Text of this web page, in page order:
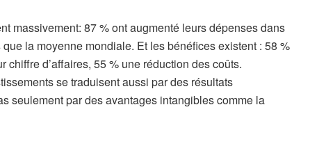
massivement: 87 % ont augmenté leurs dépenses dans
la moyenne mondiale. Et les bénéfices existent : 58 %
chiffre d’affaires, 55 % une réduction des coûts.
se traduisent aussi par des résultats
seulement par des avantages intangibles comme la